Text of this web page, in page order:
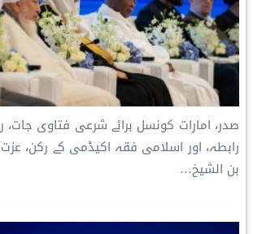
صدر، امارات کونسل برائے شرعی فتاوی
رابطہ، اور اسلامی فقہ اکیڈمی کے رکن،
بن الشیخ…